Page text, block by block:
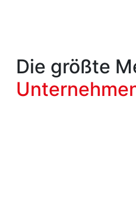
Die größte